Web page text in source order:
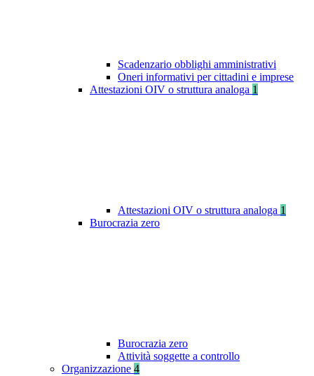
Scadenzario obblighi amministrativi
Oneri informativi per cittadini e imprese
Attestazioni OIV o struttura analoga 1
Attestazioni OIV o struttura analoga 1
Burocrazia zero
Burocrazia zero
Attività soggette a controllo
Organizzazione 4